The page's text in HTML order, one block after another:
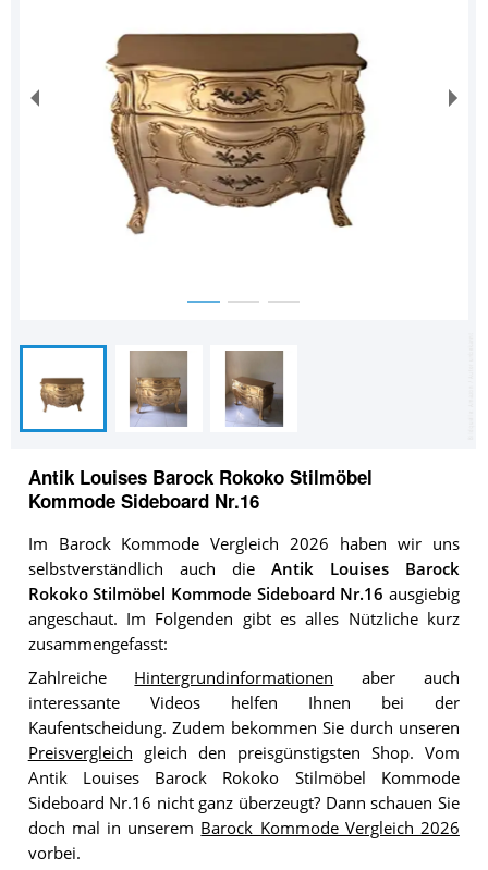
Antik Louises Barock Rokoko Stilmöbel
Kommode Sideboard Nr.16
Im Barock Kommode Vergleich 2026 haben wir uns
selbstverständlich auch die Antik Louises Barock
Rokoko Stilmöbel Kommode Sideboard Nr.16 ausgiebig
angeschaut. Im Folgenden gibt es alles Nützliche kurz
zusammengefasst:
Zahlreiche Hintergrundinformationen aber auch
interessante Videos helfen Ihnen bei der
Kaufentscheidung. Zudem bekommen Sie durch unseren
Preisvergleich gleich den preisgünstigsten Shop. Vom
Antik Louises Barock Rokoko Stilmöbel Kommode
Sideboard Nr.16 nicht ganz überzeugt? Dann schauen Sie
doch mal in unserem Barock Kommode Vergleich 2026
vorbei.